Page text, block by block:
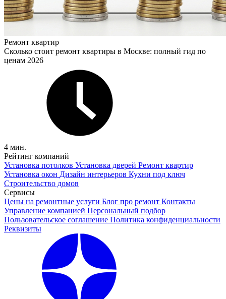
Ремонт квартир
Сколько стоит ремонт квартиры в Москве: полный гид по
ценам 2026
4 мин.
Рейтинг компаний
Установка потолков Установка дверей Ремонт квартир
Установка окон Дизайн интерьеров Кухни под ключ
Строительство домов
Сервисы
Цены на ремонтные услуги Блог про ремонт Контакты
Управление компанией Персональный подбор
Пользовательское соглашение Политика конфиденциальности
Реквизиты